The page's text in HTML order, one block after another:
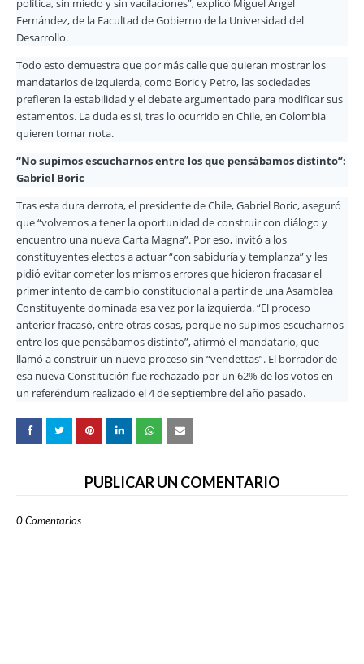
política, sin miedo y sin vacilaciones”, explicó Miguel Ángel
Fernández, de la Facultad de Gobierno de la Universidad del
Desarrollo.
Todo esto demuestra que por más calle que quieran mostrar los
mandatarios de izquierda, como Boric y Petro, las sociedades
prefieren la estabilidad y el debate argumentado para modificar sus
estamentos. La duda es si, tras lo ocurrido en Chile, en Colombia
quieren tomar nota.
“No supimos escucharnos entre los que pensábamos distinto”:
Gabriel Boric
Tras esta dura derrota, el presidente de Chile, Gabriel Boric, aseguró
que “volvemos a tener la oportunidad de construir con diálogo y
encuentro una nueva Carta Magna”. Por eso, invitó a los
constituyentes electos a actuar “con sabiduría y templanza” y les
pidió evitar cometer los mismos errores que hicieron fracasar el
primer intento de cambio constitucional a partir de una Asamblea
Constituyente dominada esa vez por la izquierda. “El proceso
anterior fracasó, entre otras cosas, porque no supimos escucharnos
entre los que pensábamos distinto”, afirmó el mandatario, que
llamó a construir un nuevo proceso sin “vendettas”. El borrador de
esa nueva Constitución fue rechazado por un 62% de los votos en
un referéndum realizado el 4 de septiembre del año pasado.
PUBLICAR UN COMENTARIO
0 Comentarios